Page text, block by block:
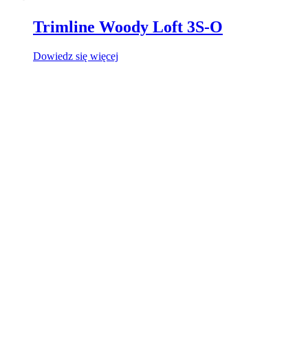
Trimline Woody Loft 3S-O
Dowiedz się więcej